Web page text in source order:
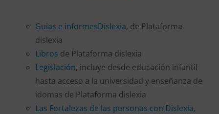
Guias e informesDislexia, de Plataforma
dislexia
Libros de Plataforma dislexia
Legislación, incluye desde educación infantil
hasta acceso a la universidad y enseñanza de
idomas de Plataforma dislexia
Las Fortalezas de las personas con Dislexia,